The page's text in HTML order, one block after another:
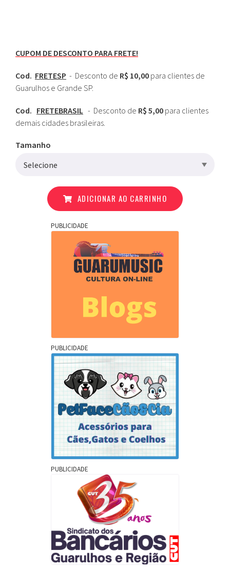
CUPOM DE DESCONTO PARA FRETE!
Cod. FRETESP - Desconto de R$ 10,00 para clientes de
Guarulhos e Grande SP.
Cod. FRETEBRASIL - Desconto de R$ 5,00 para clientes
demais cidades brasileiras.
Tamanho
ADICIONAR AO CARRINHO
PUBLICIDADE
PUBLICIDADE
PUBLICIDADE